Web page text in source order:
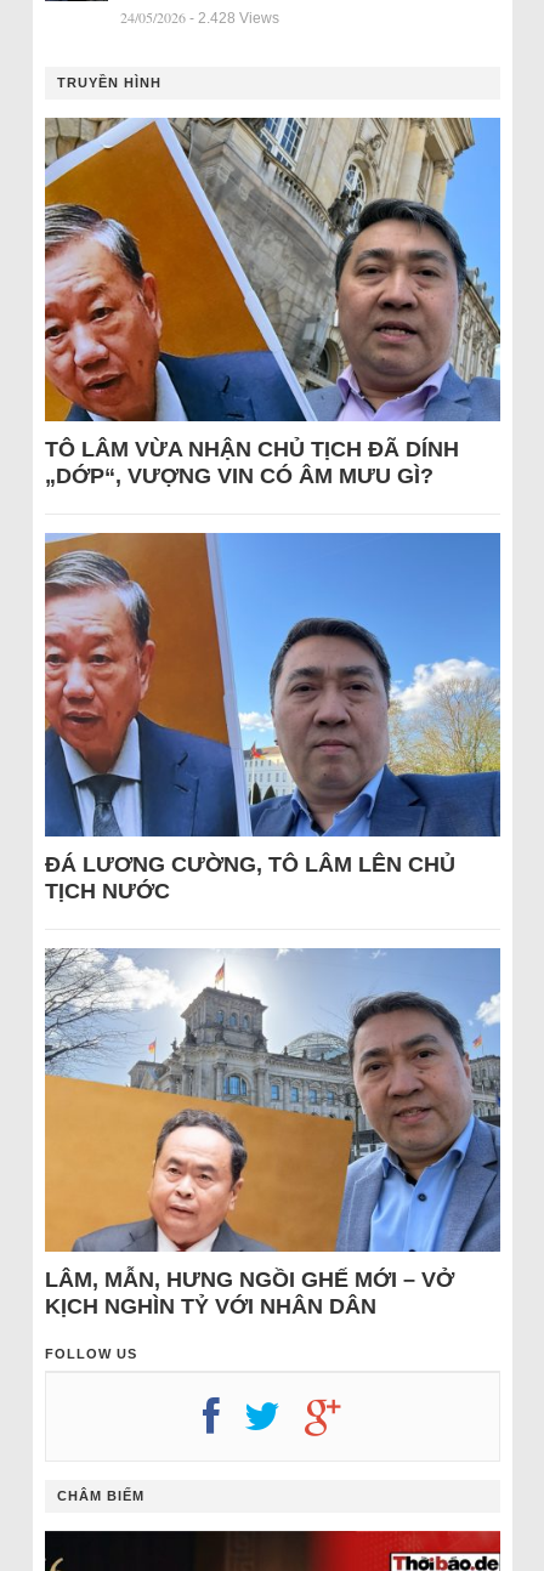
24/05/2026 - 2.428 Views
TRUYỀN HÌNH
TÔ LÂM VỪA NHẬN CHỦ TỊCH ĐÃ DÍNH
„DỚP“, VƯỢNG VIN CÓ ÂM MƯU GÌ?
ĐÁ LƯƠNG CƯỜNG, TÔ LÂM LÊN CHỦ
TỊCH NƯỚC
LÂM, MẪN, HƯNG NGỒI GHẾ MỚI – VỞ
KỊCH NGHÌN TỶ VỚI NHÂN DÂN
FOLLOW US
CHÂM BIẾM